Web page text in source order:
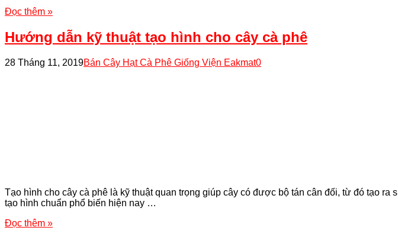
Đọc thêm »
Hướng dẫn kỹ thuật tạo hình cho cây cà phê
28 Tháng 11, 2019Bán Cây Hạt Cà Phê Giống Viện Eakmat0
Tạo hình cho cây cà phê là kỹ thuật quan trọng giúp cây có được bộ tán cân đối, từ đó tạo
tạo hình chuẩn phổ biến hiện nay …
Đọc thêm »